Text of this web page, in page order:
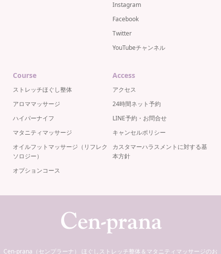
Instagram
Facebook
Twitter
YouTubeチャンネル
Course
ストレッチほぐし整体
アロママッサージ
ハイパーナイフ
マタニティマッサージ
オイルフットマッサージ（リフレク
ソロジー）
オプションコース
Access
アクセス
24時間ネット予約
LINE予約・お問合せ
キャンセルポリシー
カスタマーハラスメントに対する基
本方針
Cen-prana（センプラーナ） ほぐしストレッチ整体＆マタニティマッサージのお